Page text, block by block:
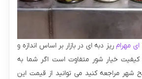
مهرامریز دبه ای در بازار بر اساس اندازه و
خیار شور متفاوت است اگر شما به
مراجعه کنید می توانید از قیمت این